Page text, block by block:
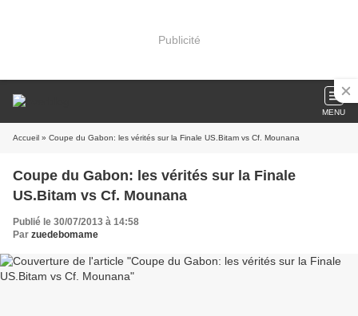
Publicité
MENU
Accueil » Coupe du Gabon: les vérités sur la Finale US.Bitam vs Cf. Mounana
Coupe du Gabon: les vérités sur la Finale
US.Bitam vs Cf. Mounana
Publié le 30/07/2013 à 14:58
Par zuedebomame